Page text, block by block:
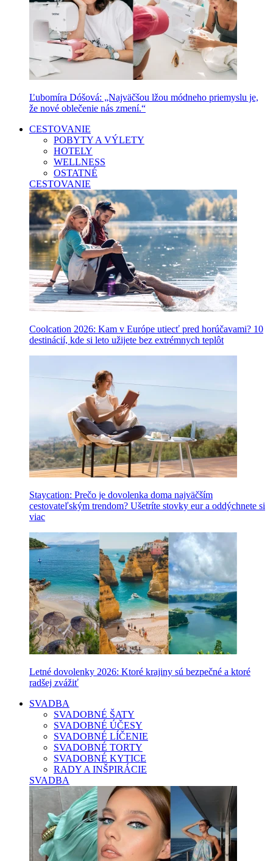
Ľubomíra Dóšová: „Najväčšou lžou módneho priemyslu je,
že nové oblečenie nás zmení.“
CESTOVANIE
POBYTY A VÝLETY
HOTELY
WELLNESS
OSTATNÉ
CESTOVANIE
Coolcation 2026: Kam v Európe utiecť pred horúčavami? 10
destinácií, kde si leto užijete bez extrémnych teplôt
Staycation: Prečo je dovolenka doma najväčším
cestovateľským trendom? Ušetríte stovky eur a oddýchnete si
viac
Letné dovolenky 2026: Ktoré krajiny sú bezpečné a ktoré
radšej zvážiť
SVADBA
SVADOBNÉ ŠATY
SVADOBNÉ ÚČESY
SVADOBNÉ LÍČENIE
SVADOBNÉ TORTY
SVADOBNÉ KYTICE
RADY A INŠPIRÁCIE
SVADBA